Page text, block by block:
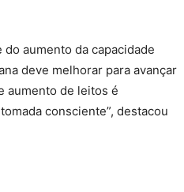
aumento da capacidade
deve melhorar para avançar
aumento de leitos é
consciente”, destacou